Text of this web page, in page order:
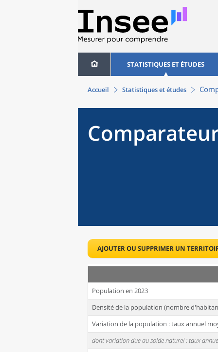
STATISTIQUES ET ÉTUDES
Accueil Statistiques et études
AJOUTER OU SUPPRIMER UN
Population en 2023
Densité de la population (nombre
Variation de la population : taux annuel
dont variation due au solde naturel : taux